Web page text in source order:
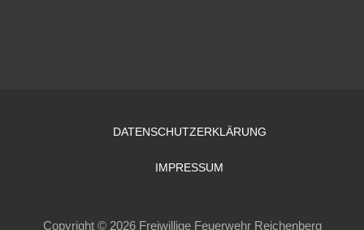
DATENSCHUTZERKLÄRUNG
IMPRESSUM
Copyright © 2026 Freiwillige Feuerwehr Reichenberg